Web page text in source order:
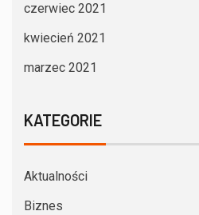
czerwiec 2021
kwiecień 2021
marzec 2021
KATEGORIE
Aktualności
Biznes